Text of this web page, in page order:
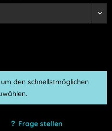
um den schnellstmöglichen
Frage stellen